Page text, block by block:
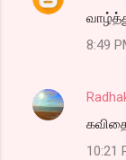
8:49
10:21